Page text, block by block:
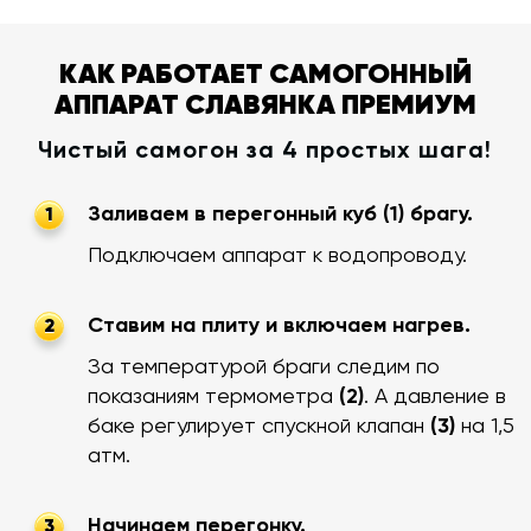
КАК РАБОТАЕТ САМОГОННЫЙ
АППАРАТ СЛАВЯНКА ПРЕМИУМ
Чистый самогон за 4 простых шага!
1
Заливаем в перегонный куб (1) брагу.
Подключаем аппарат к водопроводу.
2
Ставим на плиту и включаем нагрев.
За температурой браги следим по
показаниям термометра (2). А давление в
баке регулирует спускной клапан (3) на 1,5
атм.
Начинаем перегонку.